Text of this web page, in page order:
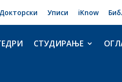
Докторски Уписи iKnow
СТУДИРАЊЕ